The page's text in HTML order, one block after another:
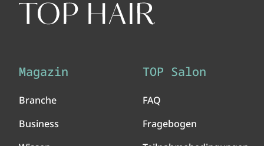
Magazin
Branche
Business
TOP Salon
FAQ
Fragebogen